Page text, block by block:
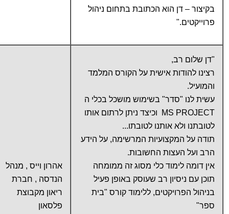
בקיצור – דן הוא הכתובת בתחום ניהול
פרוייקטים."
"דן שלום רב,
רצינו להודות אישית על הקורס המלמד
והמועיל.
עשית לנו "סדר" בשימוש מושכל בכלי ה
MS PROJECT וכיצד ניתן לרתום אותו
לטובתנו ולא אותנו לטובתו...
תודה על המקצועיות המרשימה, על הידע
הרב ועל העצות החשובות.
אין דומה לימוד כלי מסוג זה ממומחה
תוכן עם ניסיון רב שעוסק באופן פעיל
בניהול הפרויקטים, ללימוד קורס "בית
ספר"
אהרון וייס , מנהל
הנדסה , חברת
ריאון מקבוצת
פלסאון